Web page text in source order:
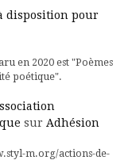
disposition pour
en 2020 est "Poèmes
poétique".
sur Adhésion
m.org/actions-de-